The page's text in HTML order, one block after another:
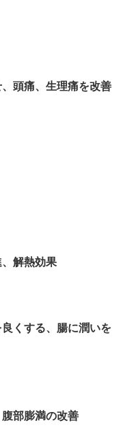
頭痛、生理痛を改善
解熱効果
くする、腸に潤いを
部膨満の改善